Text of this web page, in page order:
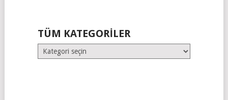
TÜM KATEGORILER
Tüm
Kategoriler